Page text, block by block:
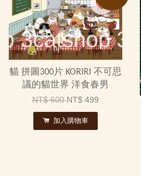
貓 拼圖300片 KORIRI 不可思
議的貓世界 洋食春男
NT$ 600NT$ 499
加入購物車